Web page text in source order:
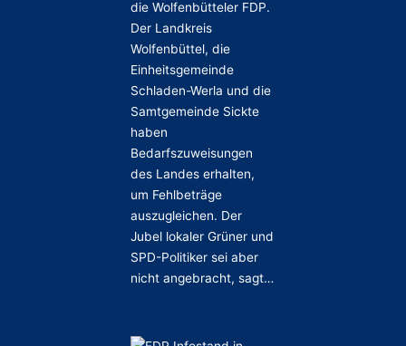
die Wolfenbütteler FDP.
Der Landkreis
Wolfenbüttel, die
Einheitsgemeinde
Schladen-Werla und die
Samtgemeinde Sickte
haben
Bedarfszuweisungen
des Landes erhalten,
um Fehlbeträge
auszugleichen. Der
Jubel lokaler Grüner und
SPD-Politiker sei aber
nicht angebracht, sagt…